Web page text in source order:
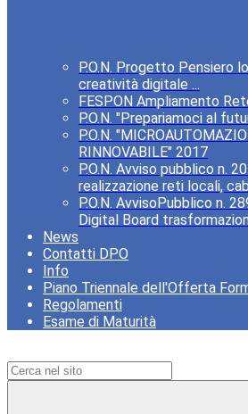
P.O.N. Progetto Pensiero
creatività digitale ...
FESPON Ampliamento
P.O.N. "Prepariamoci al
P.O.N.
RINNOVABILE" 2017
P.O.N. Avviso pubblico n.
realizzazione reti locali,
P.O.N. AvvisoPubblico n.
Digital Board
News
Contatti DPO
Info
Piano Triennale dell'Offerta
Regolamenti
Esame di Maturità